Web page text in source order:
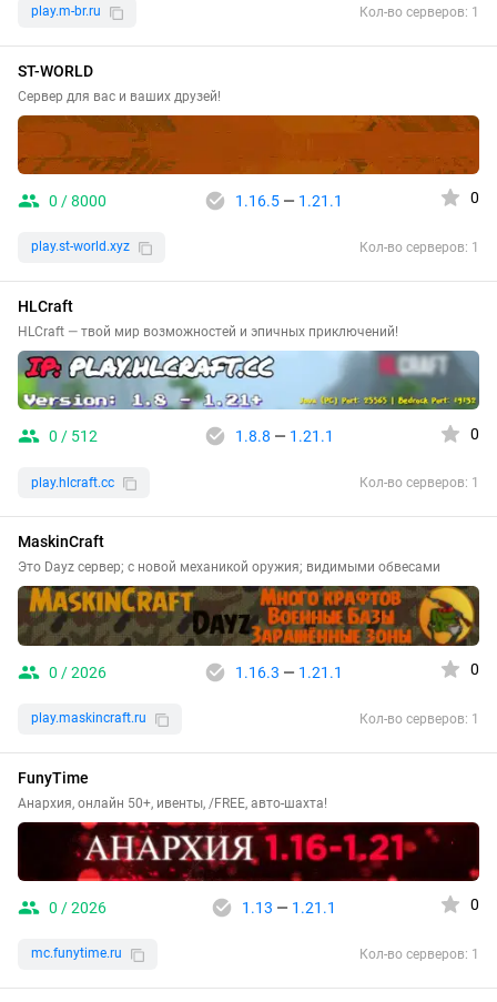
play.m-br.ru Кол-во серверов: 1
ST-WORLD
Сервер для вас и ваших друзей!
0 / 8000 1.16.5— 1.21.1 0
play.st-world.xyz Кол-во серверов: 1
HLCraft
HLCraft — твой мир возможностей и эпичных приключений!
0 / 512 1.8.8 — 1.21.1 0
play.hlcraft.cc Кол-во серверов: 1
MaskinCraft
Это Dayz сервер; с новой механикой оружия; видимыми обвесами
0 / 2026 1.16.3 — 1.21.1 0
play.maskincraft.ru Кол-во серверов: 1
FunyTime
Анархия, онлайн 50+, ивенты, /FREE, авто-шахта!
0 / 2026 1.13 — 1.21.1 0
mc.funytime.ru Кол-во серверов: 1